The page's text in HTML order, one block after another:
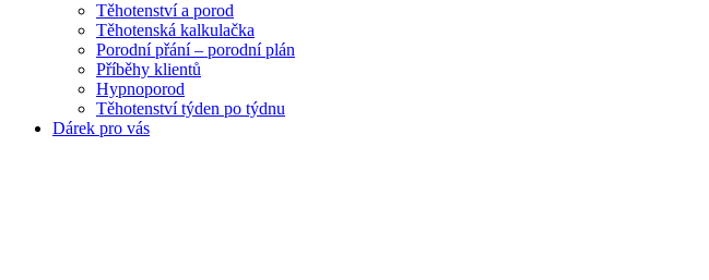
Těhotenství a porod
Těhotenská kalkulačka
Porodní přání – porodní plán
Příběhy klientů
Hypnoporod
Těhotenství týden po týdnu
Dárek pro vás